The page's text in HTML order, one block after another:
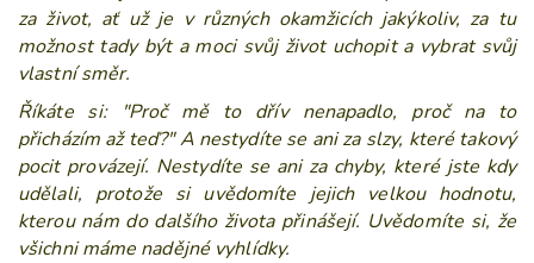
za život, ať už je v různých okamžicích jakýkoliv, za tu
možnost tady být a moci svůj život uchopit a vybrat svůj
vlastní směr.
Říkáte si: "Proč mě to dřív nenapadlo, proč na to
přicházím až teď?" A nestydíte se ani za slzy, které takový
pocit provázejí. Nestydíte se ani za chyby, které jste kdy
udělali, protože si uvědomíte jejich velkou hodnotu,
kterou nám do dalšího života přinášejí. Uvědomíte si, že
všichni máme nadějné vyhlídky.